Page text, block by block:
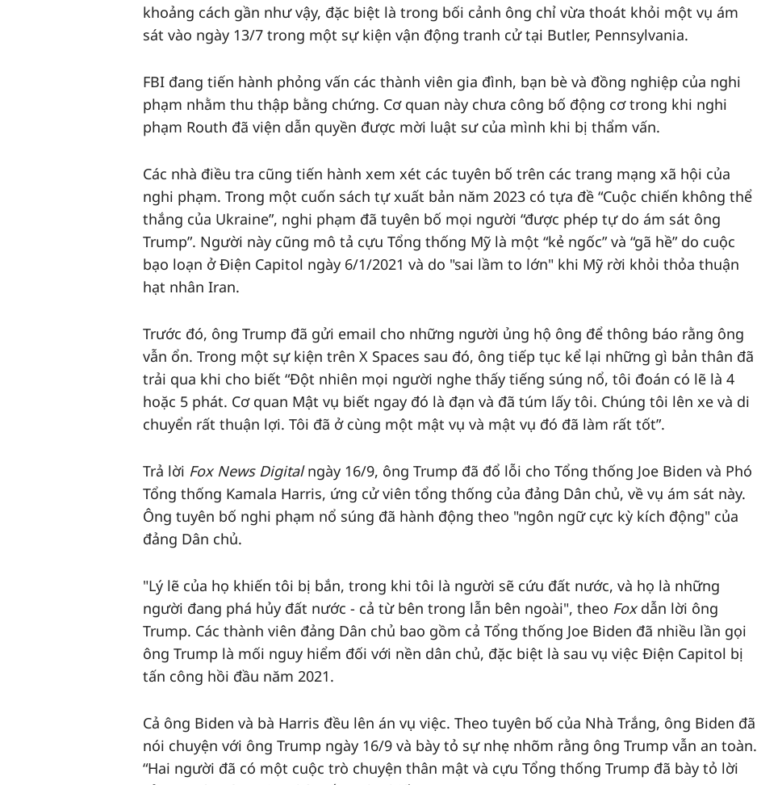
khoảng cách gần như vậy, đặc biệt là trong bối cảnh ông chỉ vừa thoát khỏi một vụ ám
sát vào ngày 13/7 trong một sự kiện vận động tranh cử tại Butler, Pennsylvania.
FBI đang tiến hành phỏng vấn các thành viên gia đình, bạn bè và đồng nghiệp của nghi
phạm nhằm thu thập bằng chứng. Cơ quan này chưa công bố động cơ trong khi nghi
phạm Routh đã viện dẫn quyền được mời luật sư của mình khi bị thẩm vấn.
Các nhà điều tra cũng tiến hành xem xét các tuyên bố trên các trang mạng xã hội của
nghi phạm. Trong một cuốn sách tự xuất bản năm 2023 có tựa đề “Cuộc chiến không thể
thắng của Ukraine”, nghi phạm đã tuyên bố mọi người “được phép tự do ám sát ông
Trump”. Người này cũng mô tả cựu Tổng thống Mỹ là một “kẻ ngốc” và “gã hề” do cuộc
bạo loạn ở Điện Capitol ngày 6/1/2021 và do "sai lầm to lớn" khi Mỹ rời khỏi thỏa thuận
hạt nhân Iran.
Trước đó, ông Trump đã gửi email cho những người ủng hộ ông để thông báo rằng ông
vẫn ổn. Trong một sự kiện trên X Spaces sau đó, ông tiếp tục kể lại những gì bản thân đã
trải qua khi cho biết “Đột nhiên mọi người nghe thấy tiếng súng nổ, tôi đoán có lẽ là 4
hoặc 5 phát. Cơ quan Mật vụ biết ngay đó là đạn và đã túm lấy tôi. Chúng tôi lên xe và di
chuyển rất thuận lợi. Tôi đã ở cùng một mật vụ và mật vụ đó đã làm rất tốt”.
Trả lời Fox News Digitalngày 16/9, ông Trump đã đổ lỗi cho Tổng thống Joe Biden và Phó
Tổng thống Kamala Harris, ứng cử viên tổng thống của đảng Dân chủ, về vụ ám sát này.
Ông tuyên bố nghi phạm nổ súng đã hành động theo "ngôn ngữ cực kỳ kích động" của
đảng Dân chủ.
"Lý lẽ của họ khiến tôi bị bắn, trong khi tôi là người sẽ cứu đất nước, và họ là những
người đang phá hủy đất nước - cả từ bên trong lẫn bên ngoài", theo Foxdẫn lời ông
Trump. Các thành viên đảng Dân chủ bao gồm cả Tổng thống Joe Biden đã nhiều lần gọi
ông Trump là mối nguy hiểm đối với nền dân chủ, đặc biệt là sau vụ việc Điện Capitol bị
tấn công hồi đầu năm 2021.
Cả ông Biden và bà Harris đều lên án vụ việc. Theo tuyên bố của Nhà Trắng, ông Biden đã
nói chuyện với ông Trump ngày 16/9 và bày tỏ sự nhẹ nhõm rằng ông Trump vẫn an toàn.
“Hai người đã có một cuộc trò chuyện thân mật và cựu Tổng thống Trump đã bày tỏ lời